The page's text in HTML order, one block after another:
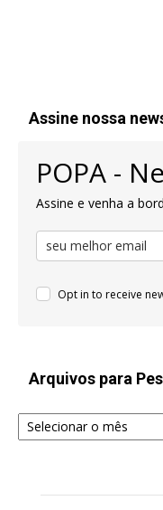
Assine nossa
POPA -
Assine e venha a
Opt in to receive
Arquivos para
Arquivos
para